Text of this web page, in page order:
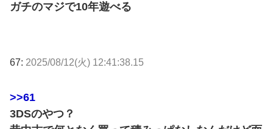
ガチのマジで10年遊べる
67: 2025/08/12(火) 12:41:38.15
>>61
3DSのやつ？